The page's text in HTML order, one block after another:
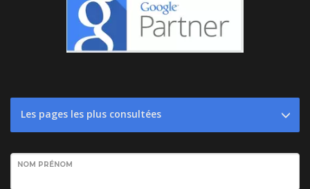
Les pages les plus consultées
NOM PRÉNOM